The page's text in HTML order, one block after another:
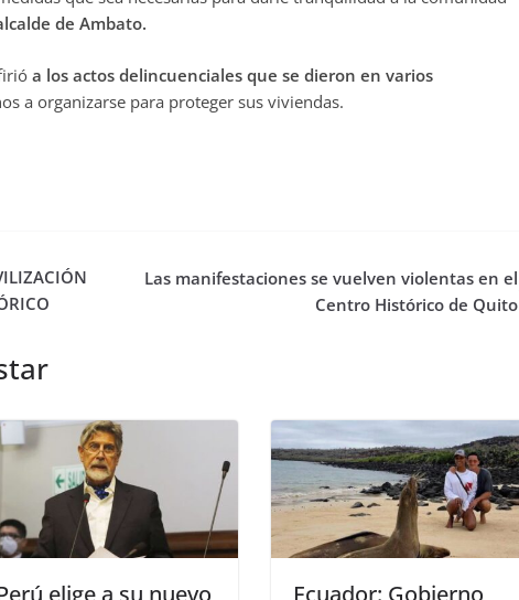
de Ambato.
a los actos delincuenciales que se dieron en varios
a organizarse para proteger sus viviendas.
Las manifestaciones se vuelven violentas en el
Centro Histórico de Quito